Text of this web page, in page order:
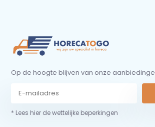
Op de hoogte blijven van onze
* Lees hier de wettelijke beperkingen